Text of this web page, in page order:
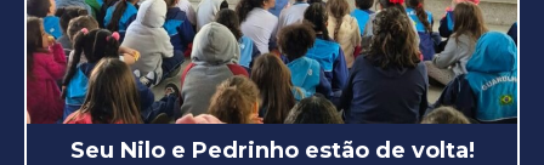
Seu Nilo e Pedrinho estão de volta!